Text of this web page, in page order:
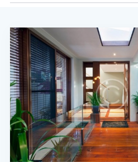
Bedrooms